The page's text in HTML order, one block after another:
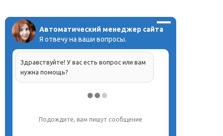
Автоматический менеджер сайта
Я отвечу на ваши вопросы.
Здравствуйте! У вас есть вопрос или вам
нужна помощь?
Подождите, вам пишут сообщение